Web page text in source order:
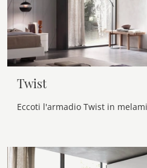
Twist